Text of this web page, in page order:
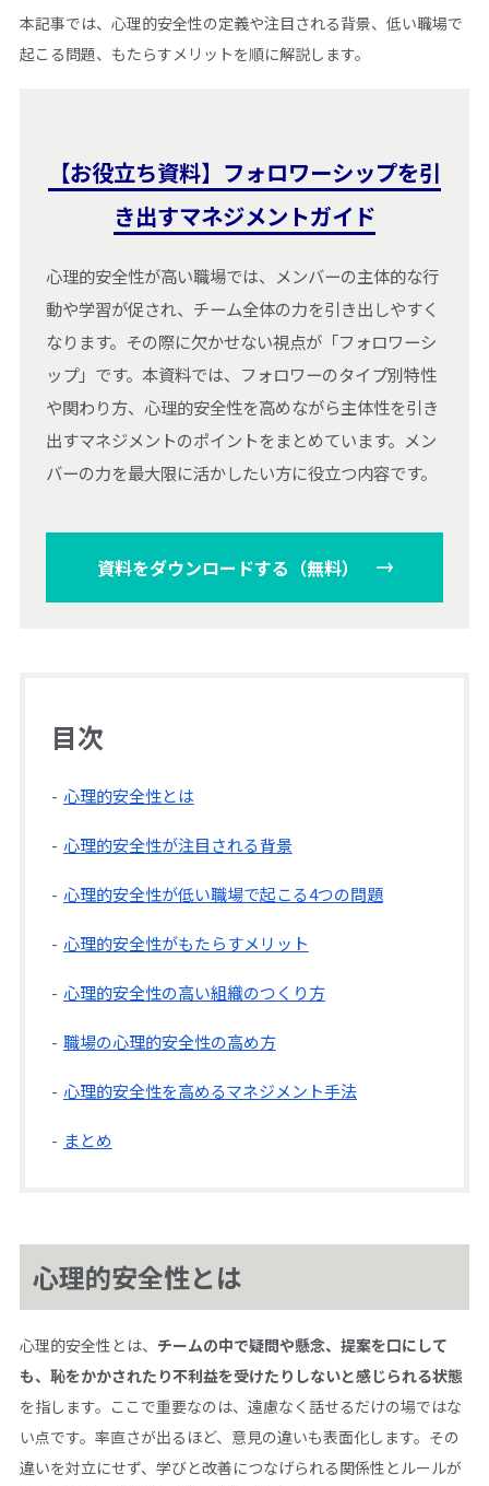
本記事では、心理的安全性の定義や注目される背景、低い職場で
起こる問題、もたらすメリットを順に解説します。
【お役立ち資料】フォロワーシップを引
き出すマネジメントガイド
心理的安全性が高い職場では、メンバーの主体的な行
動や学習が促され、チーム全体の力を引き出しやすく
なります。その際に欠かせない視点が「フォロワーシ
ップ」です。本資料では、フォロワーのタイプ別特性
や関わり方、心理的安全性を高めながら主体性を引き
出すマネジメントのポイントをまとめています。メン
バーの力を最大限に活かしたい方に役立つ内容です。
資料をダウンロードする（無料）
目次
心理的安全性とは
心理的安全性が注目される背景
心理的安全性が低い職場で起こる4つの問題
心理的安全性がもたらすメリット
心理的安全性の高い組織のつくり方
職場の心理的安全性の高め方
心理的安全性を高めるマネジメント手法
まとめ
心理的安全性とは
心理的安全性とは、 チームの中で疑問や懸念、提案を口にして
も、恥をかかされたり不利益を受けたりしないと感じられる状態
を指します。ここで重要なのは、遠慮なく話せるだけの場ではな
い点です。率直さが出るほど、意見の違いも表面化します。その
違いを対立にせず、学びと改善につなげられる関係性とルールが